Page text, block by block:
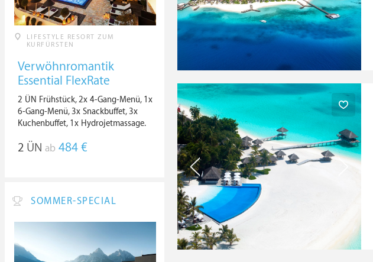
LIFESTYLE RESORT ZUM
KURFÜRSTEN
Verwöhnromantik
Essential FlexRate
2 ÜN Frühstück, 2x 4-Gang-Menü, 1x
6-Gang-Menü, 3x Snackbuffet, 3x
Kuchenbuffet, 1x Hydrojetmassage.
2 ÜN ab 484 €
SOMMER-SPECIAL